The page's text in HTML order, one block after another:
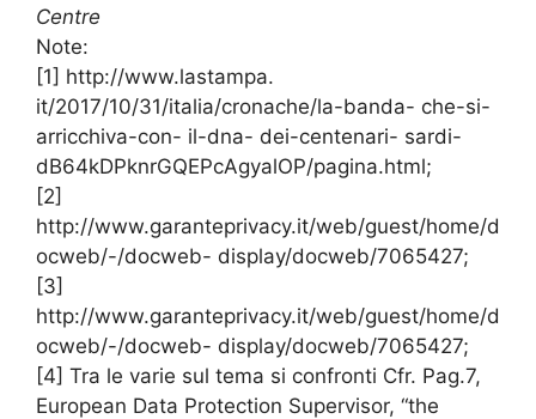
Centre
Note:
[1] http://www.lastampa.
it/2017/10/31/italia/cronache/la-banda- che-si-
arricchiva-con- il-dna- dei-centenari- sardi-
dB64kDPknrGQEPcAgyalOP/pagina.html;
[2]
http://www.garanteprivacy.it/web/guest/home/d
ocweb/-/docweb- display/docweb/7065427;
[3]
http://www.garanteprivacy.it/web/guest/home/d
ocweb/-/docweb- display/docweb/7065427;
[4] Tra le varie sul tema si confronti Cfr. Pag.7,
European Data Protection Supervisor, “the